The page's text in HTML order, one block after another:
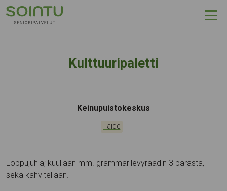
Hyppää sisältöön
Kulttuuripaletti
Tapahtumapaikka:
Keinupuistokeskus
Kategoriat:
Taide
Loppujuhla; kuullaan mm. grammarilevyraadin 3 parasta,
sekä kahvitellaan.